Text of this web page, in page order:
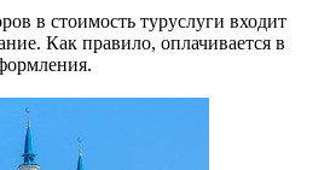
в стоимость туруслуги входит
Как правило, оплачивается в